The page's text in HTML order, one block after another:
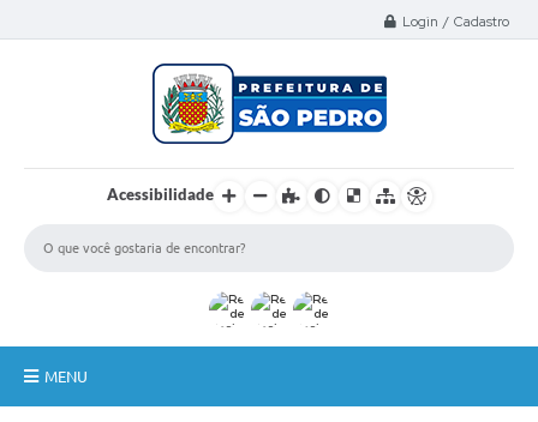
Login / Cadastro
Acessibilidade
MENU